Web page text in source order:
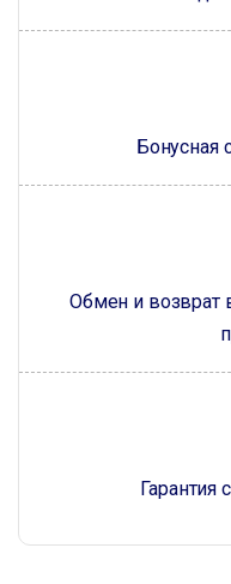
Бонусная
Обмен и возврат
Гарантия